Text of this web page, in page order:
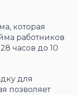
которая
работников
часов до 10
для
позволяет